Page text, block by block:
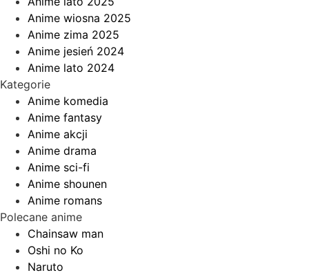
Anime wiosna 2025
Anime zima 2025
Anime jesień 2024
Anime lato 2024
Kategorie
Anime komedia
Anime fantasy
Anime akcji
Anime drama
Anime sci-fi
Anime shounen
Anime romans
Polecane anime
Chainsaw man
Oshi no Ko
Naruto